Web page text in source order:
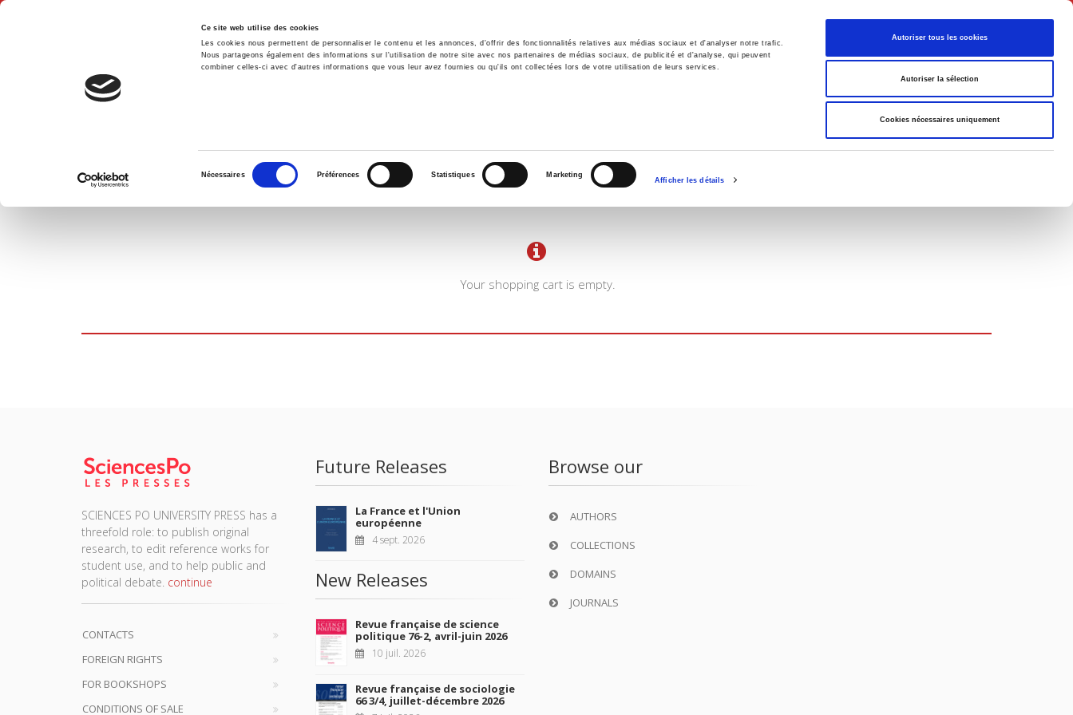
Ce site web utilise des cookies
Les cookies nous permettent de personnaliser le contenu et les annonces, d'offrir des fonctionnalités relatives aux médias sociaux et d'analyser notre trafic.
Nous partageons également des informations sur l'utilisation de notre site avec nos partenaires de médias sociaux, de publicité et d'analyse, qui peuvent
combiner celles-ci avec d'autres informations que vous leur avez fournies ou qu'ils ont collectées lors de votre utilisation de leurs services.
consentement
Nécessaires Préférences Statistiques Marketing
Afficher les détails
Autoriser tous les cookies
Autoriser la sélection
Cookies nécessaires uniquement
English
Home Environment History International Politics
SHOPPING CART
Your shopping cart is empty.
SCIENCES PO UNIVERSITY PRESS has a
threefold role: to publish original
research, to edit reference works for
student use, and to help public and
political debate. continue
CONTACTS
FOREIGN RIGHTS
FOR BOOKSHOPS
CONDITIONS OF SALE
Future Releases
La France et l'Union
européenne
4 sept. 2026
New Releases
Revue française de science
politique 76-2, avril-juin 2026
10 juil. 2026
Revue française de sociologie
66 3/4, juillet-décembre 2026
Browse our
AUTHORS
COLLECTIONS
DOMAINS
JOURNALS